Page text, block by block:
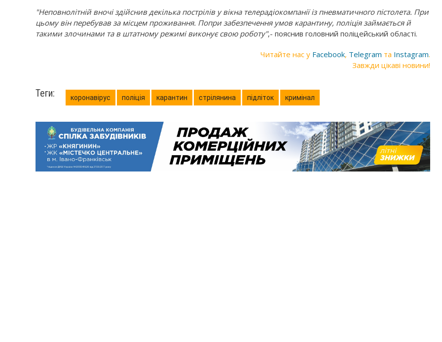
"Неповнолітній вночі здійснив декілька пострілів у вікна телерадіокомпанії із пневматичного пістолета. При
цьому він перебував за місцем проживання. Попри забезпечення умов карантину, поліція займається й
такими злочинами та в штатному режимі виконує свою роботу",- пояснив головний поліцейський області.
Читайте нас у Facebook, Telegram та Instagram.
Завжди цікаві новини!
Теги: коронавірус поліція карантин стрілянина підліток кримінал